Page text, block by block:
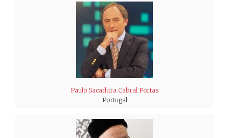
Paulo Sacadura Cabral Portas
Portugal